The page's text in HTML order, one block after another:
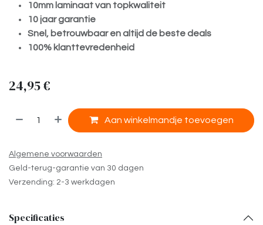
10mm laminaat van topkwaliteit
10 jaar garantie
Snel, betrouwbaar en altijd de beste deals
100% klanttevredenheid
24,95€
Aan winkelmandje toevoegen
Algemene voorwaarden
Geld-terug-garantie van 30 dagen
Verzending: 2-3 werkdagen
Specificaties